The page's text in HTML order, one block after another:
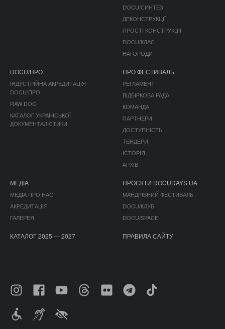
DOCU/СИНТЕЗ
ДЕКОНСТРУКЦІЇ
ПРОСТІ КОНСТРУКЦІЇ
DOCU/КЛАС
НАГОРОДИ
DOCU/ПРО
ІНДУСТРІЙНА АКРЕДИТАЦІЯ
DOCU/ПРО
RAW DOC
КАТАЛОГ УКРАЇНСЬКОЇ
ДОКУМЕНТАЛІСТИКИ
ПРО ФЕСТИВАЛЬ
РЕГЛАМЕНТ
ВІДБІРКОВА РАДА
КОМАНДА
ПАРТНЕРИ
ДОСТУПНІСТЬ
ТЕНДЕРИ
ІСТОРІЯ
АРХІВ
МЕДІА
МЕДІА ПРО НАС
АКРЕДИТАЦІЯ
ГАЛЕРЕЯ
ПРОЄКТИ DOCUDAYS UA
МАНДРІВНИЙ ФЕСТИВАЛЬ
DOCU/КЛУБ
DOCU/SPACE
КАТАЛОГ 2025 — 2027 ПРАВИЛА САЙТУ